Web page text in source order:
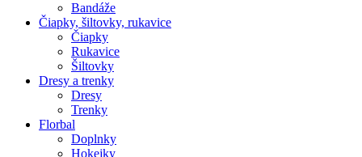
Bandáže
Čiapky, šiltovky, rukavice
Čiapky
Rukavice
Šiltovky
Dresy a trenky
Dresy
Trenky
Florbal
Doplnky
Hokejky